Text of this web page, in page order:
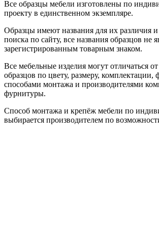
Все образцы мебели изготовлены по
проекту в единственном экземпляре.
Образцы имеют названия для их различия и
поиска по сайту, все названия образцов не
зарегистрированным товарным знаком.
Все мебельные изделия могут отличаться
образцов по цвету, размеру, комплектации,
способами монтажа и производителями
фурнитуры.
Способ монтажа и крепёж мебели по
выбирается производителем по